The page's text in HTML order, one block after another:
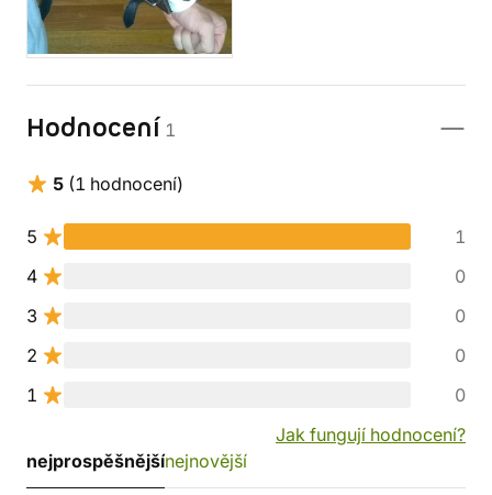
Hodnocení 1
5 (1 hodnocení)
5
1
4
0
3
0
2
0
1
0
Jak fungují hodnocení?
nejprospěšnějšínejnovější